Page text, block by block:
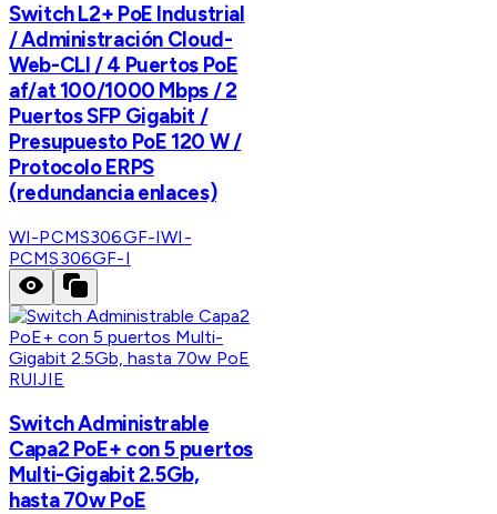
Switch L2+ PoE Industrial
/ Administración Cloud-
Web-CLI / 4 Puertos PoE
af/at 100/1000 Mbps / 2
Puertos SFP Gigabit /
Presupuesto PoE 120 W /
Protocolo ERPS
(redundancia enlaces)
WI-PCMS306GF-IWI-
PCMS306GF-I
RUIJIE
Switch Administrable
Capa2 PoE+ con 5 puertos
Multi-Gigabit 2.5Gb,
hasta 70w PoE